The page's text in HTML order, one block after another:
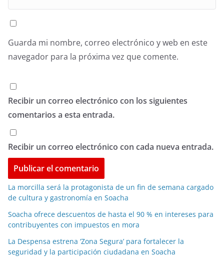
Guarda mi nombre, correo electrónico y web en este
navegador para la próxima vez que comente.
Recibir un correo electrónico con los siguientes
comentarios a esta entrada.
Recibir un correo electrónico con cada nueva entrada.
La morcilla será la protagonista de un fin de semana cargado
de cultura y gastronomía en Soacha
Soacha ofrece descuentos de hasta el 90 % en intereses para
contribuyentes con impuestos en mora
La Despensa estrena ‘Zona Segura’ para fortalecer la
seguridad y la participación ciudadana en Soacha